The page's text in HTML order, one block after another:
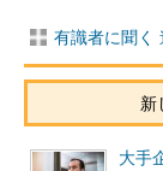
有識者に聞く
新
大手